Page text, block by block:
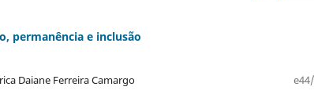
permanência e inclusão
Daiane Ferreira Camargo